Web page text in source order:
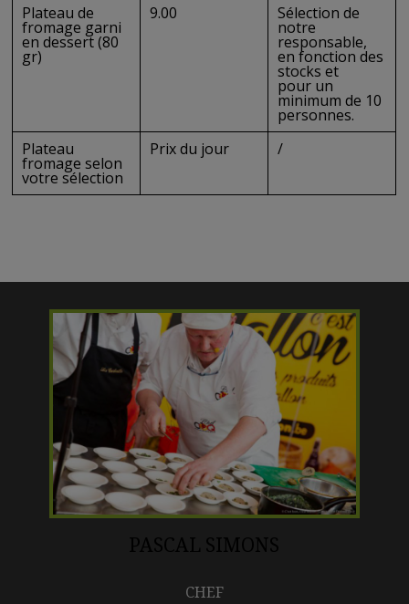
Plateau de
fromage garni
en dessert (80
gr)
9.00 Sélection de
notre
responsable,
en fonction des
stocks et
pour un
minimum de 10
personnes.
Plateau
fromage selon
votre sélection
Prix du jour /
PASCAL SIMONS
CHEF